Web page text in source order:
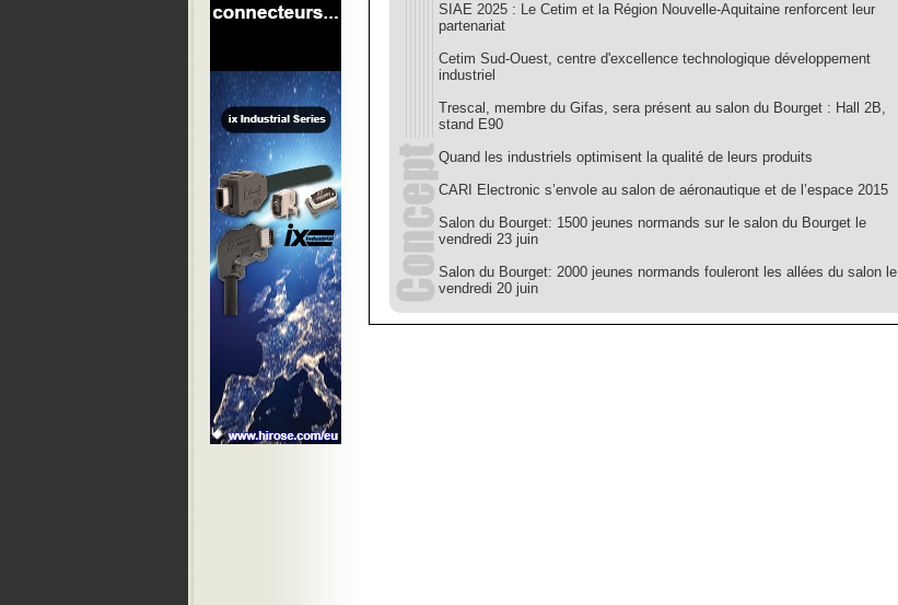
SIAE 2025 : Le Cetim et la Région Nouvelle-Aquitaine renforcent leur
partenariat
Cetim Sud-Ouest, centre d'excellence technologique développement
industriel
Trescal, membre du Gifas, sera présent au salon du Bourget : Hall 2B,
stand E90
Quand les industriels optimisent la qualité de leurs produits
CARI Electronic s’envole au salon de aéronautique et de l’espace 2015
Salon du Bourget: 1500 jeunes normands sur le salon du Bourget le
vendredi 23 juin
Salon du Bourget: 2000 jeunes normands fouleront les allées du salon le
vendredi 20 juin